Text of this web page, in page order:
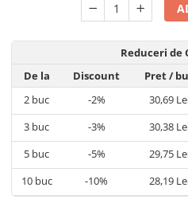
Reduceri de
De la
Discount Pret/
2 buc -2% 30,69
3 buc -3% 30,38
5 buc -5% 29,75
10buc -10% 28,19